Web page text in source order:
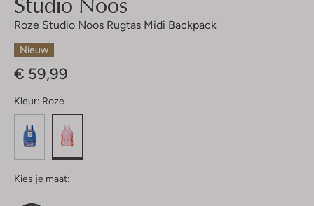
Roze Studio Noos Rugtas Midi Backpack
Nieuw
€ 59,99
Kleur: Roze
Kies je maat: